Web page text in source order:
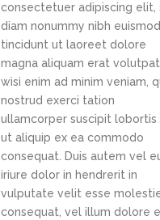
consectetuer adipiscing elit,
diam nonummy nibh euismod
tincidunt ut laoreet dolore
magna aliquam erat
wisi enim ad minim veniam,
nostrud exerci tation
ullamcorper suscipit lobortis
ut aliquip ex ea commodo
consequat. Duis autem vel
iriure dolor in hendrerit in
vulputate velit esse
consequat, vel illum dolore